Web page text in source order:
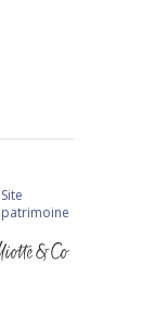
Site
patrimoine